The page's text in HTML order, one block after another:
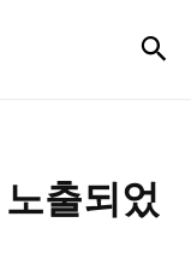
출되었